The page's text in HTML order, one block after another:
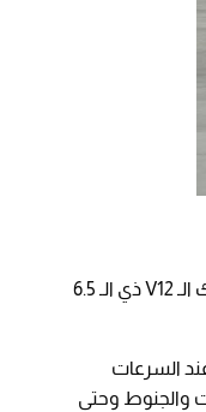
وتستمر التعديلات في الجزء الخلفي لتشمل لوحات الأرباع وملحقات جانبية تحاذي فتحات تغذية محرك الـ V12 ذي الـ 6.5
السرعات
والجنوط وحتى